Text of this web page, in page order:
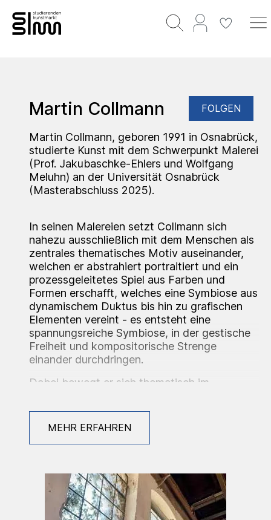
Martin Collmann FOLGEN
Martin Collmann, geboren 1991 in Osnabrück,
studierte Kunst mit dem Schwerpunkt Malerei
(Prof. Jakubaschke-Ehlers und Wolfgang
Meluhn) an der Universität Osnabrück
(Masterabschluss 2025).
In seinen Malereien setzt Collmann sich
nahezu ausschließlich mit dem Menschen als
zentrales thematisches Motiv auseinander,
welchen er abstrahiert portraitiert und ein
prozessgeleitetes Spiel aus Farben und
Formen erschafft, welches eine Symbiose aus
dynamischem Duktus bis hin zu grafischen
Elementen vereint - es entsteht eine
spannungsreiche Symbiose, in der gestische
Freiheit und kompositorische Strenge
einander durchdringen.
Dabei bewegt er sich thematisch im
Figuration und lotet die fragile Balance
zwischen Nähe und Distanz im menschlichen
Sehnsucht nach Intimität als auch die
Notwendigkeit von Individualität
widerspiegeln.
MEHR ERFAHREN